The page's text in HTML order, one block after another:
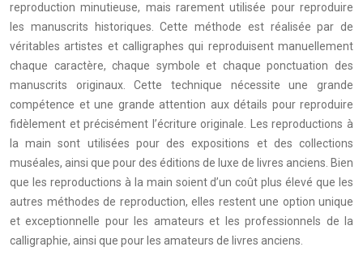
reproduction minutieuse, mais rarement utilisée pour reproduire
les manuscrits historiques. Cette méthode est réalisée par de
véritables artistes et calligraphes qui reproduisent manuellement
chaque caractère, chaque symbole et chaque ponctuation des
manuscrits originaux. Cette technique nécessite une grande
compétence et une grande attention aux détails pour reproduire
fidèlement et précisément l’écriture originale. Les reproductions à
la main sont utilisées pour des expositions et des collections
muséales, ainsi que pour des éditions de luxe de livres anciens. Bien
que les reproductions à la main soient d’un coût plus élevé que les
autres méthodes de reproduction, elles restent une option unique
et exceptionnelle pour les amateurs et les professionnels de la
calligraphie, ainsi que pour les amateurs de livres anciens.